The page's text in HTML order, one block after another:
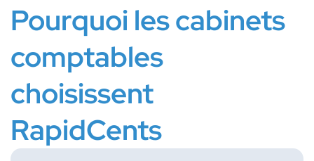
Pourquoi les cabinets
comptables
choisissent
RapidCents